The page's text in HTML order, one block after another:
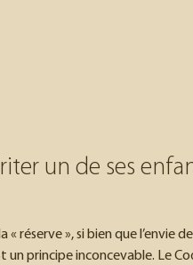
un de ses
« réserve », si bien que l’envie de
un principe inconcevable. Le